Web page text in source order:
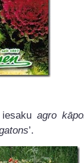
iesaku agro
’.